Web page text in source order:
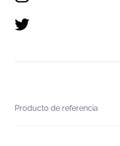
Producto de referencia